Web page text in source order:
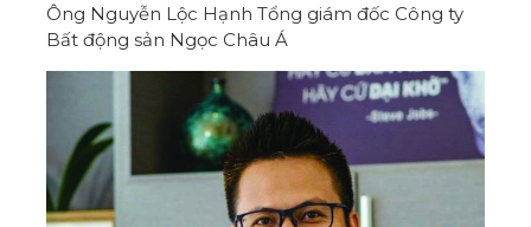
Ông Nguyễn Lộc Hạnh Tổng giám đốc Công ty
Bất động sản Ngọc Châu Á